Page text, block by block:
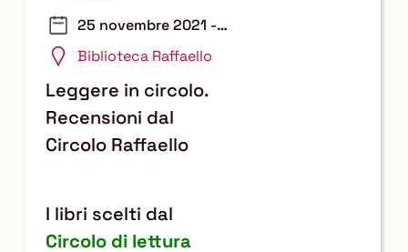
25 novembre 2021 -
17 luglio 2026
Biblioteca Raffaello
Leggere in circolo.
Recensioni dal
Circolo Raffaello
I libri scelti dal
Circolo di lettura